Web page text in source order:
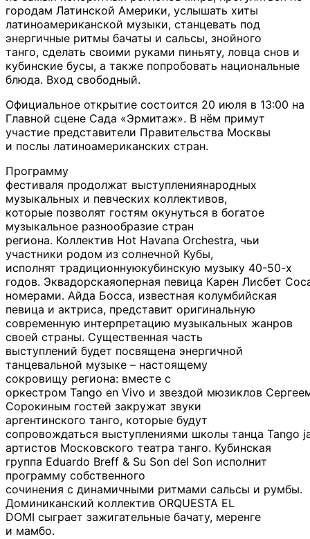
городам Латинской Америки, услышать хиты
латиноамериканской музыки, станцевать под
энергичные ритмы бачаты и сальсы, знойного
танго, сделать своими руками пиньяту, ловца снов и
кубинские бусы, а также попробовать национальные
блюда. Вход свободный.
Официальное открытие состоится 20 июля в 13:00 на
Главной сцене Сада «Эрмитаж». В нём примут
участие представители Правительства Москвы
и послы латиноамериканских стран.
Программу
фестиваля продолжат выступлениянародных
музыкальных и певческих коллективов,
которые позволят гостям окунуться в богатое
музыкальное разнообразие стран
региона. Коллектив Hot Havana Orchestra, чьи
участники родом из солнечной Кубы,
исполнят традиционнуюкубинскую музыку 40-50-х
годов. Эквадорскаяоперная певица Карен Лисбет
номерами. Айда Босса, известная колумбийская
певица и актриса, представит оригинальную
современную интерпретацию музыкальных жанров
своей страны. Существенная часть
выступлений будет посвящена энергичной
танцевальной музыке – настоящему
сокровищу региона: вместе с
оркестром Tango en Vivo и звездой мюзиклов
Сорокиным гостей закружат звуки
аргентинского танго, которые будут
сопровождаться выступлениями школы танца Tango
артистов Московского театра танго. Кубинская
группа Eduardo Breff & Su Son del Son исполнит
программу собственного
сочинения с динамичными ритмами сальсы и румбы.
Доминиканский коллектив ORQUESTA EL
DOMI сыграет зажигательные бачату, меренге
и мамбо.